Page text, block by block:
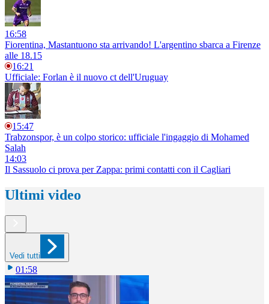
16:58
Fiorentina, Mastantuono sta arrivando! L'argentino sbarca a Firenze
alle 18.15
16:21
Ufficiale: Forlan è il nuovo ct dell'Uruguay
15:47
Trabzonspor, è un colpo storico: ufficiale l'ingaggio di Mohamed
Salah
14:03
Il Sassuolo ci prova per Zappa: primi contatti con il Cagliari
Ultimi video
Vedi tutti
01:58